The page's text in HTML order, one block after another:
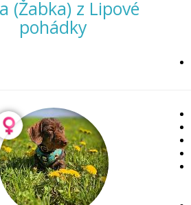
(Žabka) z Lipové
pohádky